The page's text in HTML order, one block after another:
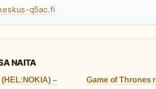
q5ac.fi
NAITA
(HEL:NOKIA) –
Game of Thrones